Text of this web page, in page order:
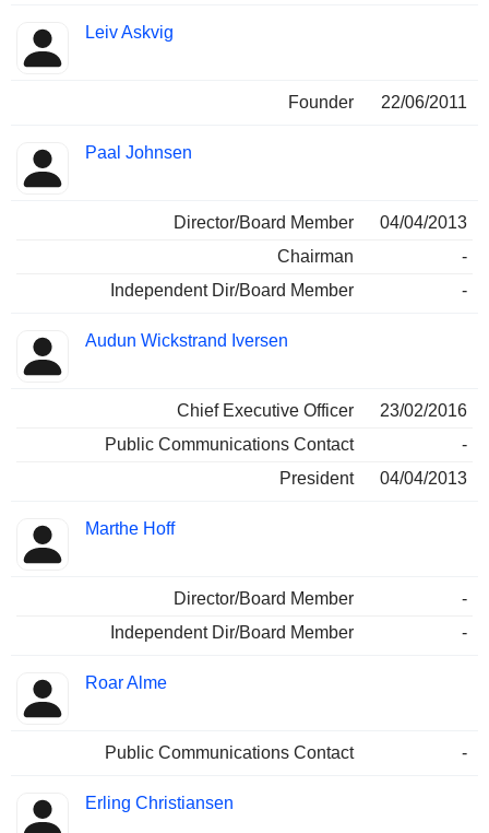
Leiv Askvig
Founder 22/06/2011
Paal Johnsen
Director/Board Member
04/04/2013
Chairman
-
Independent Dir/Board Member
-
Audun Wickstrand Iversen
Chief Executive Officer
23/02/2016
Public Communications Contact
-
President
04/04/2013
Marthe Hoff
Director/Board Member
-
Independent Dir/Board Member
-
Roar Alme
Public Communications Contact -
Erling Christiansen